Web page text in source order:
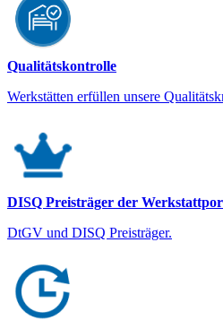
Qualitätskontrolle
Werkstätten erfüllen unsere
DISQ Preisträger der
DtGV und DISQ Preisträger.